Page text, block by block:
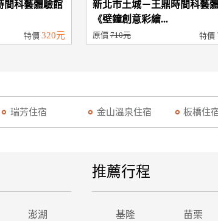
間科藝體驗館
特價320元
新北市土城－王鼎時間科藝
《壁鐘創意彩繪...
原價710元 特價
瑞芳住宿 金山溫泉住宿 板橋住
澎湖
推薦行程
基隆 苗栗